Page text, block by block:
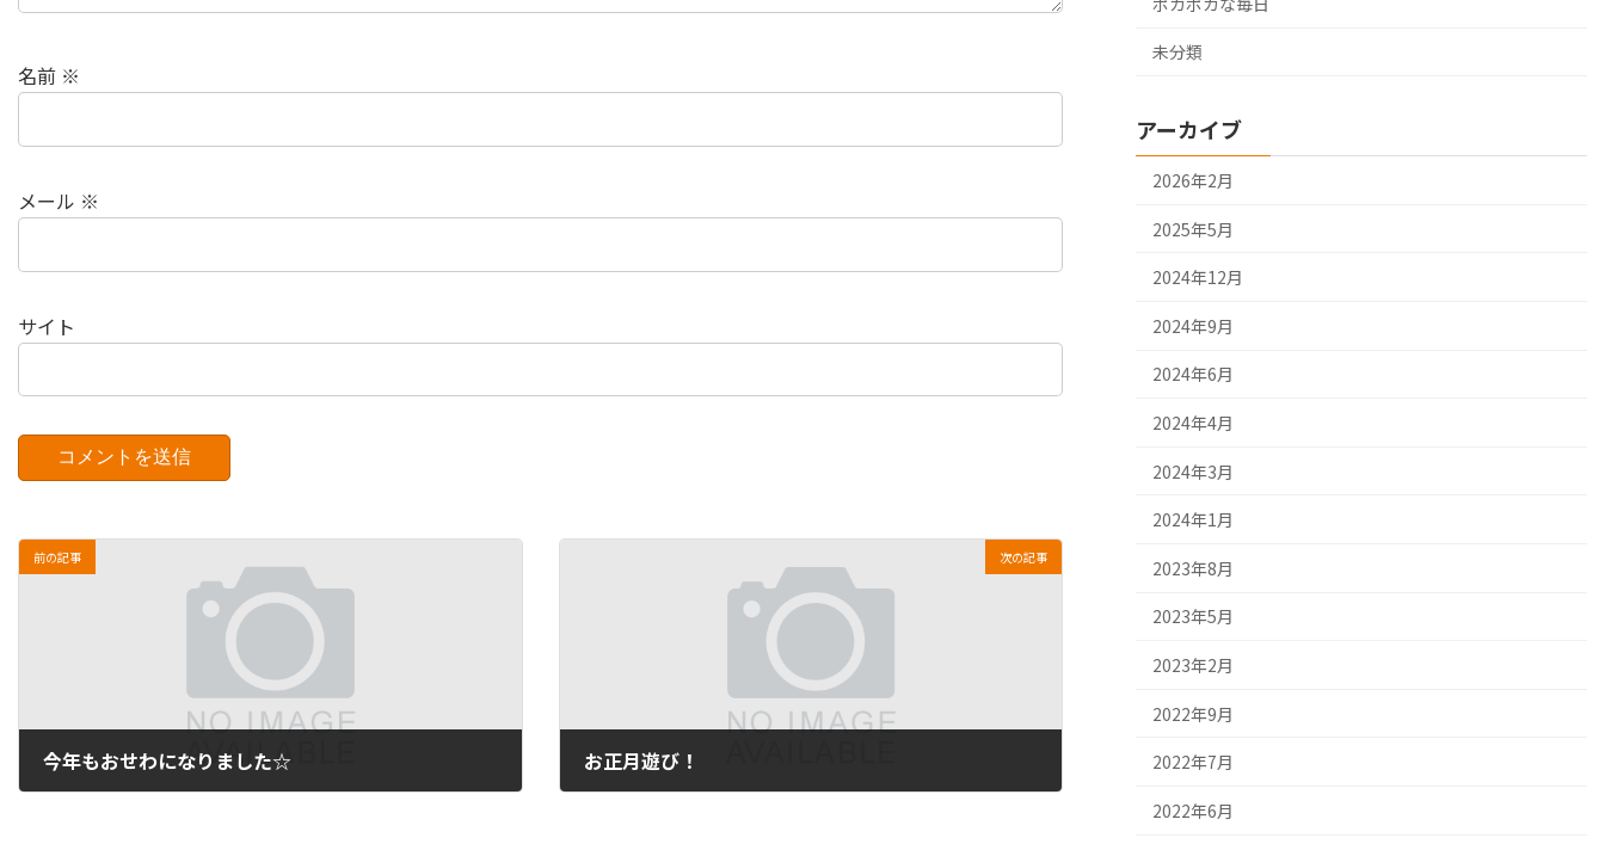
名前 ※
メール ※
サイト
前の記事
今年もおせわになりました☆
次の記事
お正月遊び！
未分類
アーカイブ
2026年2月
2025年5月
2024年12月
2024年9月
2024年6月
2024年4月
2024年3月
2024年1月
2023年8月
2023年5月
2023年2月
2022年9月
2022年7月
2022年6月